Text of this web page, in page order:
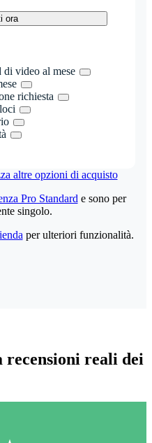
ora
video al mese
richiesta
altre opzioni di acquisto
Pro Standard e sono per
singolo.
per ulteriori funzionalità.
recensioni reali dei